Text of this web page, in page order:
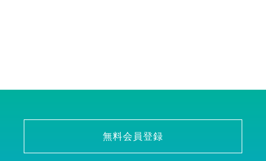
無料会員登録